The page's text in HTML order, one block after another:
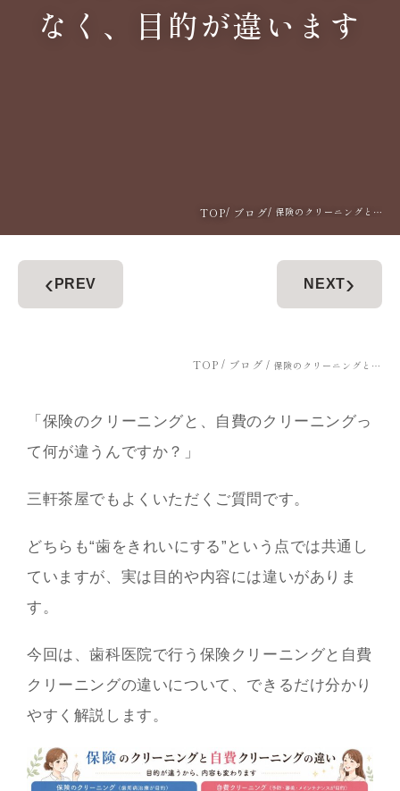
なく、目的が違います
TOP ブログ 保険のクリーニングと自費クリーニングの違い 「どちらが良い？」ではなく、目的が違います
‹ PREV NEXT›
TOP ブログ 保険のクリーニングと自費クリーニングの違い 「どちらが良い？」ではなく、目的が違います
「保険のクリーニングと、自費のクリーニングっ
て何が違うんですか？」
三軒茶屋でもよくいただくご質問です。
どちらも“歯をきれいにする”という点では共通し
ていますが、実は目的や内容には違いがありま
す。
今回は、歯科医院で行う保険クリーニングと自費
クリーニングの違いについて、できるだけ分かり
やすく解説します。